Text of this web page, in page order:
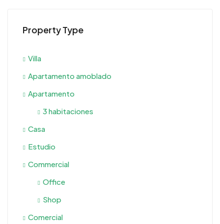
Property Type
Villa
Apartamento amoblado
Apartamento
3 habitaciones
Casa
Estudio
Commercial
Office
Shop
Comercial